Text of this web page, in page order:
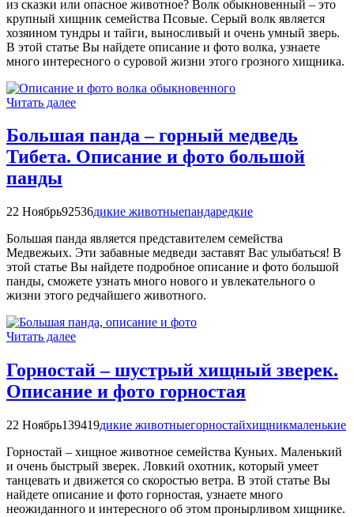
из сказки или опасное животное? Волк обыкновенный – это
крупный хищник семейства Псовые. Серый волк является
хозяином тундры и тайги, выносливый и очень умный зверь.
В этой статье Вы найдете описание и фото волка, узнаете
много интересного о суровой жизни этого грозного хищника.
Читать далее
Большая панда – горный медведь
Тибета. Описание и фото большой
панды
22 Ноябрь92536дикие животныепандаредкие
Большая панда является представителем семейства
Медвежьих. Эти забавные медведи заставят Вас улыбаться! В
этой статье Вы найдете подробное описание и фото большой
панды, сможете узнать много нового и увлекательного о
жизни этого редчайшего животного.
Читать далее
Горностай – шустрый хищный зверек.
Описание и фото горностая
22 Ноябрь139419дикие животныегорностайхищникмаленькие
Горностай – хищное животное семейства Куньих. Маленький
и очень быстрый зверек. Ловкий охотник, который умеет
танцевать и движется со скоростью ветра. В этой статье Вы
найдете описание и фото горностая, узнаете много
неожиданного и интересного об этом пронырливом хищнике.